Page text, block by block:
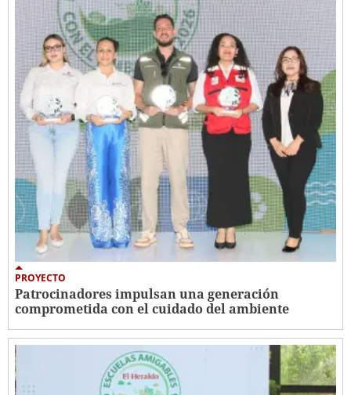
PROYECTO
Patrocinadores impulsan una generación
comprometida con el cuidado del ambiente